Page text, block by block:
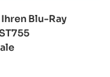
Blu-Ray